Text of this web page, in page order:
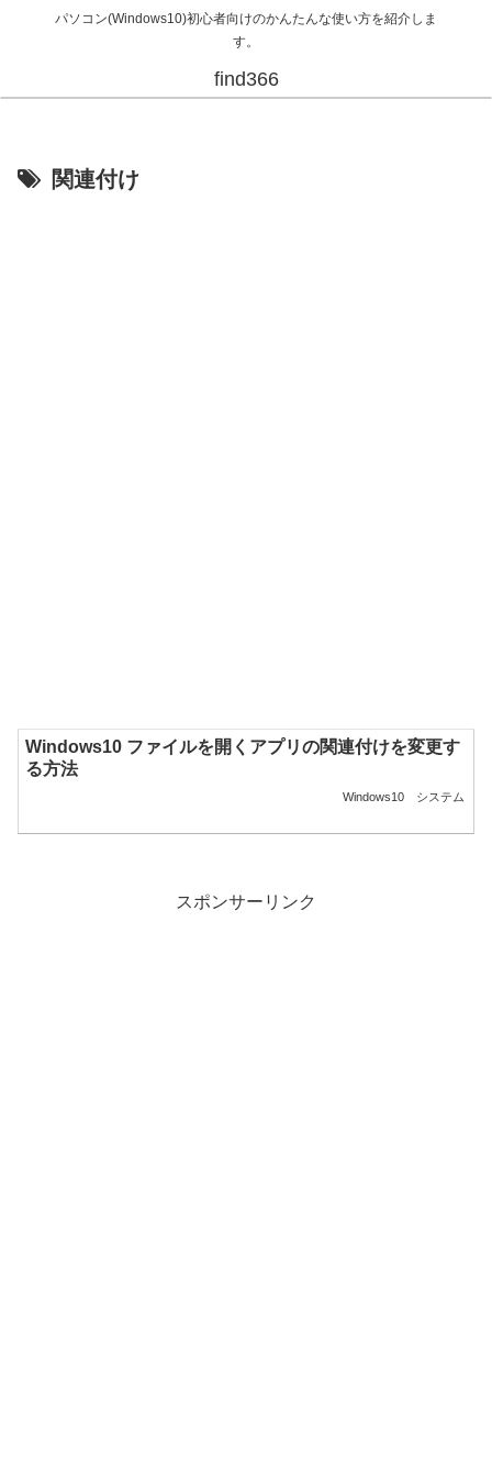
パソコン(Windows10)初心者向けのかんたんな使い方を紹介しま
す。
find366
関連付け
Windows10 ファイルを開くアプリの関連付けを変更す
る方法
Windows10 システム
スポンサーリンク